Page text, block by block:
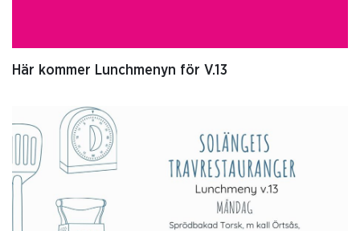
Här kommer Lunchmenyn för V.13